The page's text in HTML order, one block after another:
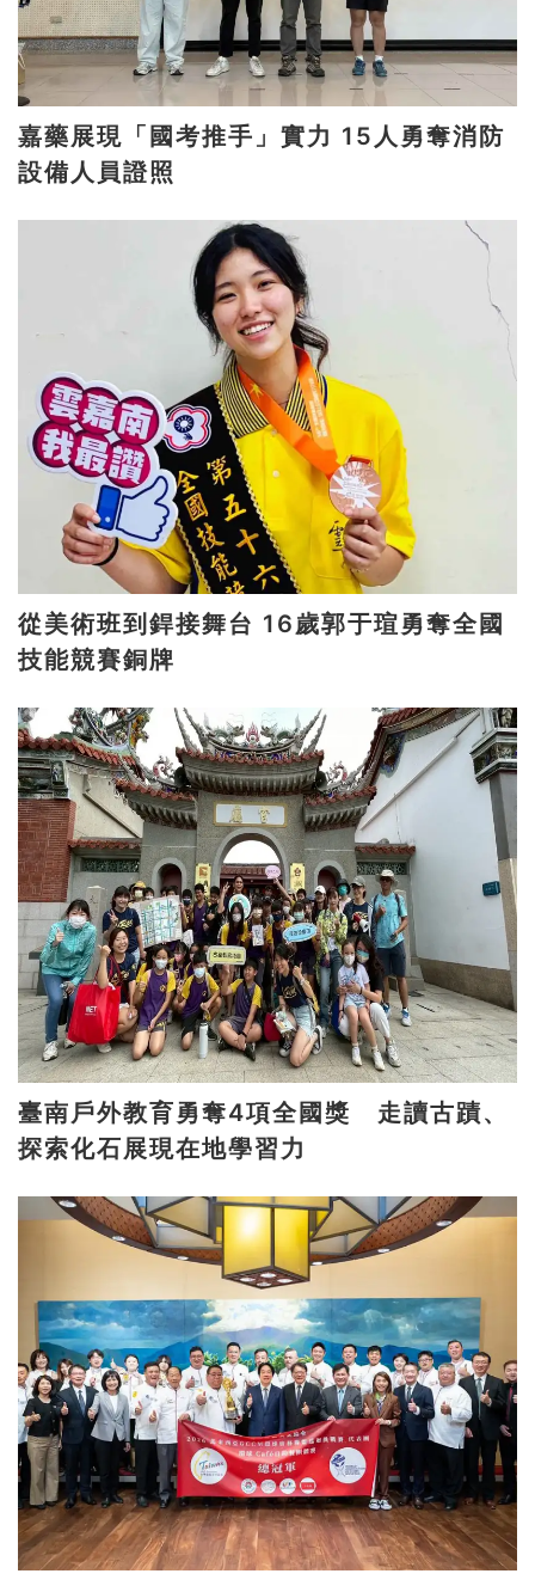
嘉藥展現「國考推手」實力 15人勇奪消防
設備人員證照
從美術班到銲接舞台 16歲郭于瑄勇奪全國
技能競賽銅牌
臺南戶外教育勇奪4項全國獎 走讀古蹟、
探索化石展現在地學習力